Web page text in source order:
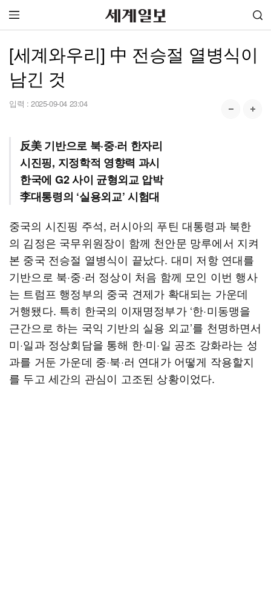
[세계와우리] 中 전승절 열병식이
남긴 것
입력 : 2025-09-04 23:04
反美 기반으로 북·중·러 한자리
시진핑, 지정학적 영향력 과시
한국에 G2 사이 균형외교 압박
李대통령의 ‘실용외교’ 시험대
중국의 시진핑 주석, 러시아의 푸틴 대통령과 북한
의 김정은 국무위원장이 함께 천안문 망루에서 지켜
본 중국 전승절 열병식이 끝났다. 대미 저항 연대를
기반으로 북·중·러 정상이 처음 함께 모인 이번 행사
는 트럼프 행정부의 중국 견제가 확대되는 가운데
거행됐다. 특히 한국의 이재명정부가 ‘한·미동맹을
근간으로 하는 국익 기반의 실용 외교’를 천명하면서
미·일과 정상회담을 통해 한·미·일 공조 강화라는 성
과를 거둔 가운데 중·북·러 연대가 어떻게 작용할지
를 두고 세간의 관심이 고조된 상황이었다.